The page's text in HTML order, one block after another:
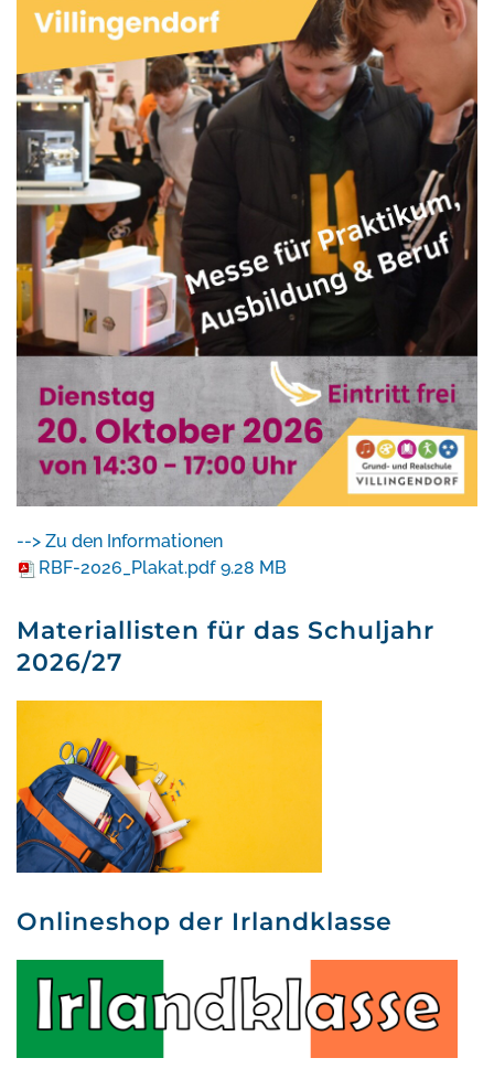
--> Zu den Informationen
RBF-2026_Plakat.pdf 9.28 MB
Materiallisten für das Schuljahr
2026/27
Onlineshop der Irlandklasse